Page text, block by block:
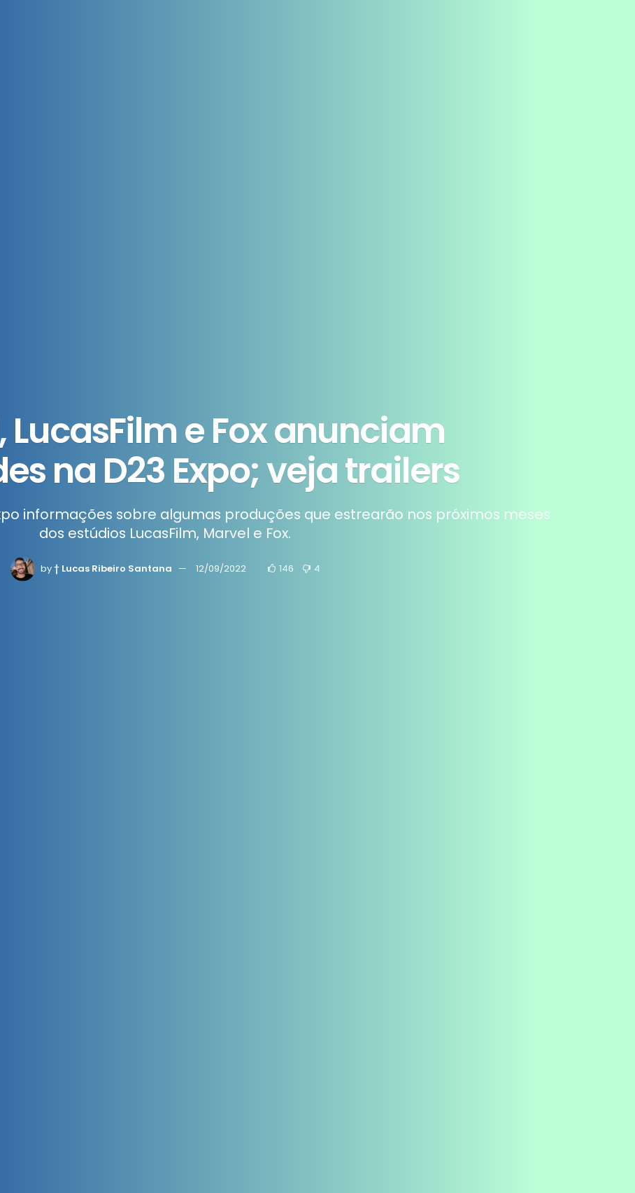
LucasFilm e Fox anunciam
na D23 Expo; veja trailers
informações sobre algumas produções que estrearão nos próximos meses
dos estúdios LucasFilm, Marvel e Fox.
by† Lucas Ribeiro Santana 12/09/2022 146 4